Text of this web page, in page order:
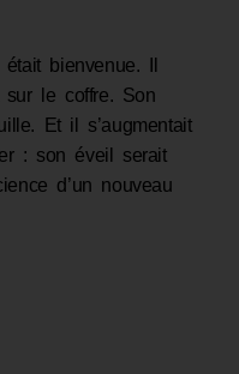
bienvenue. Il
le coffre. Son
Et il s’augmentait
: son éveil serait
d’un nouveau